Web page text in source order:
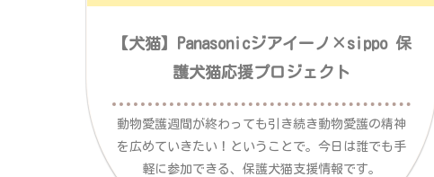
【犬猫】Panasonicジアイーノ×sippo 保
護犬猫応援プロジェクト
動物愛護週間が終わっても引き続き動物愛護の精神
を広めていきたい！ということで。今日は誰でも手
軽に参加できる、保護犬猫支援情報です。